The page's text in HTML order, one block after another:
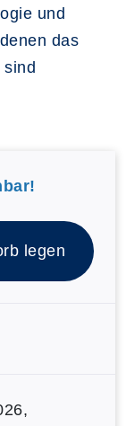
und
das
sind
legen